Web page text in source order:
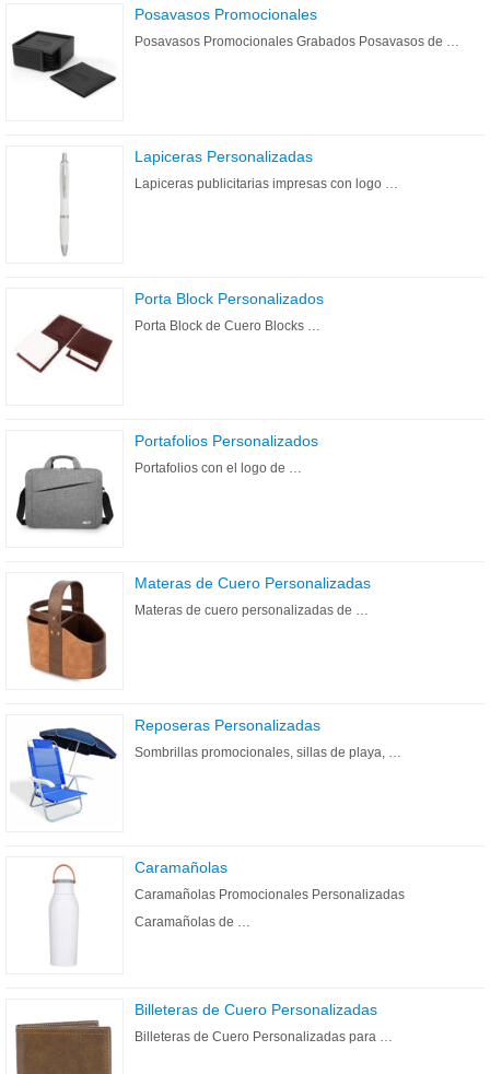
Posavasos Promocionales
Posavasos Promocionales Grabados Posavasos de …
Lapiceras Personalizadas
Lapiceras publicitarias impresas con logo …
Porta Block Personalizados
Porta Block de Cuero Blocks …
Portafolios Personalizados
Portafolios con el logo de …
Materas de Cuero Personalizadas
Materas de cuero personalizadas de …
Reposeras Personalizadas
Sombrillas promocionales, sillas de playa, …
Caramañolas
Caramañolas Promocionales Personalizadas
Caramañolas de …
Billeteras de Cuero Personalizadas
Billeteras de Cuero Personalizadas para …